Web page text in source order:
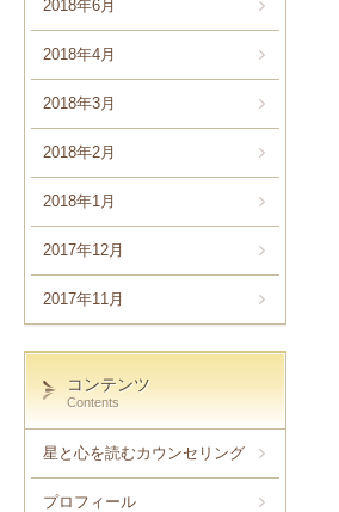
2018年6月
2018年4月
2018年3月
2018年2月
2018年1月
2017年12月
2017年11月
コンテンツ
Contents
星と心を読むカウンセリング
プロフィール